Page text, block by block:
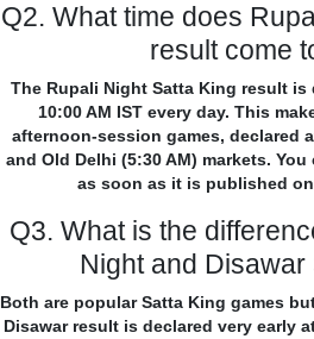
Q2. What time does
result come
The Rupali Night Satta King result
10:00 AM IST every day. This
afternoon-session games, declared
and Old Delhi (5:30 AM) markets.
as soon as it is published
Q3. What is the
Night and Disawar
Both are popular Satta King games
Disawar result is declared very early